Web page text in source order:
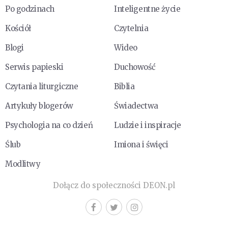
Po godzinach
Inteligentne życie
Kościół
Czytelnia
Blogi
Wideo
Serwis papieski
Duchowość
Czytania liturgiczne
Biblia
Artykuły blogerów
Świadectwa
Psychologia na co dzień
Ludzie i inspiracje
Ślub
Imiona i święci
Modlitwy
Dołącz do społeczności DEON.pl